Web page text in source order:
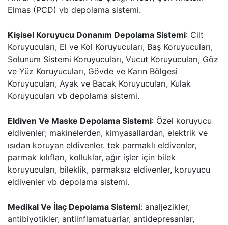
Elmas (PCD) vb depolama sistemi.
Kişisel Koruyucu Donanım Depolama Sistemi: Cilt
Koruyucuları, El ve Kol Koruyucuları, Baş Koruyucuları,
Solunum Sistemi Koruyucuları, Vucut Koruyucuları, Göz
ve Yüz Koruyucuları, Gövde ve Karın Bölgesi
Koruyucuları, Ayak ve Bacak Koruyucuları, Kulak
Koruyucuları vb depolama sistemi.
Eldiven Ve Maske Depolama Sistemi: Özel koruyucu
eldivenler; makinelerden, kimyasallardan, elektrik ve
ısıdan koruyan eldivenler. tek parmaklı eldivenler,
parmak kılıfları, kolluklar, ağır işler için bilek
koruyucuları, bileklik, parmaksız eldivenler, koruyucu
eldivenler vb depolama sistemi.
Medikal Ve İlaç Depolama Sistemi: analjezikler,
antibiyotikler, antiinflamatuarlar, antidepresanlar,